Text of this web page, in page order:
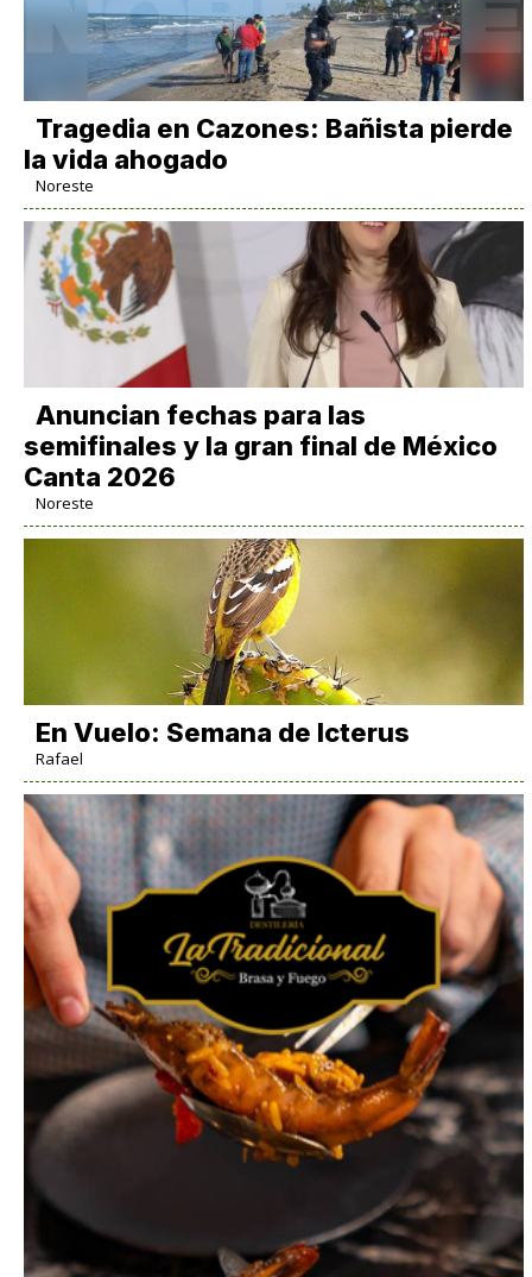
Tragedia en Cazones: Bañista pierde
la vida ahogado
Noreste
Anuncian fechas para las
semifinales y la gran final de México
Canta 2026
Noreste
En Vuelo: Semana de Icterus
Rafael